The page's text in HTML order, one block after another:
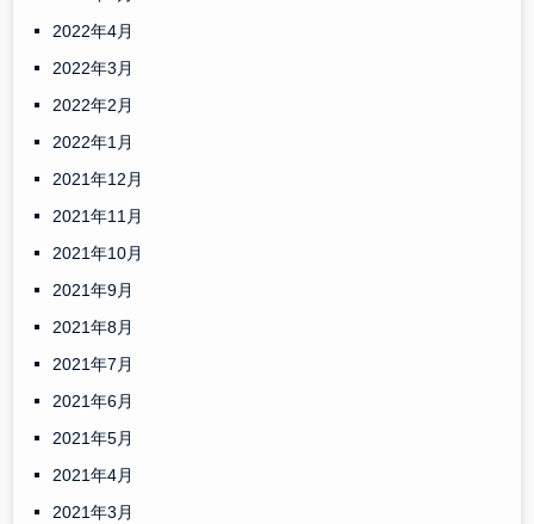
2022年4月
2022年3月
2022年2月
2022年1月
2021年12月
2021年11月
2021年10月
2021年9月
2021年8月
2021年7月
2021年6月
2021年5月
2021年4月
2021年3月